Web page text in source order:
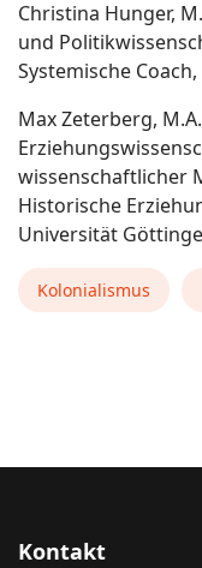
Christina Hunger,
und
Systemische
Max Zeterberg,
wissenschaftlicher
Historische
Universität
Kolonialismus
Kontakt